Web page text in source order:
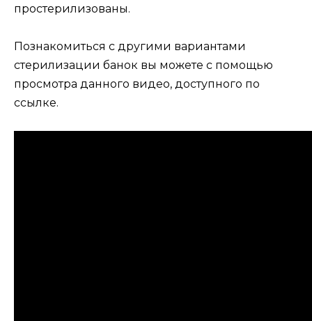
простерилизованы.
Познакомиться с другими вариантами
стерилизации банок вы можете с помощью
просмотра данного видео, доступного по
ссылке.